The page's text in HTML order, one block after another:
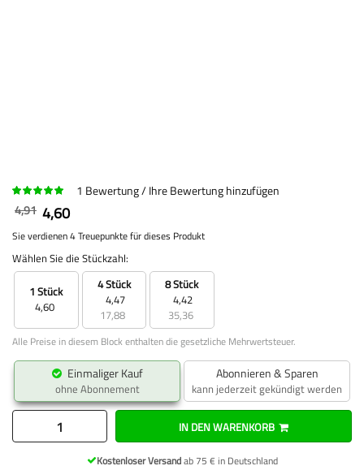
1 Bewertung
Ihre Bewertung hinzufügen
4,91 4,60
Sie verdienen 4 Treuepunkte für dieses Produkt
Wählen Sie die Stückzahl:
1 Stück
4,60
4 Stück
4,47
17,88
8 Stück
4,42
35,36
Alle Preise in diesem Block enthalten die gesetzliche Mehrwertsteuer.
Einmaliger Kauf
ohne Abonnement
Abonnieren & Sparen
kann jederzeit gekündigt werden
IN DEN WARENKORB
Kostenloser Versandab 75 € in Deutschland